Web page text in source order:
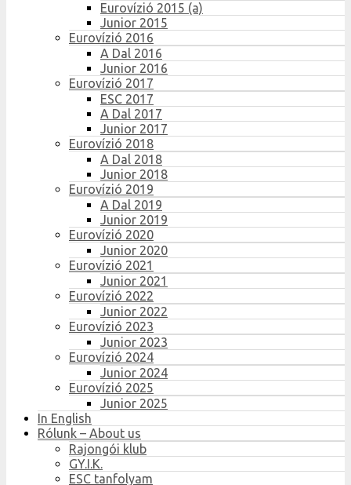
Eurovízió 2015 (a)
Junior 2015
Eurovízió 2016
A Dal 2016
Junior 2016
Eurovízió 2017
ESC 2017
A Dal 2017
Junior 2017
Eurovízió 2018
A Dal 2018
Junior 2018
Eurovízió 2019
A Dal 2019
Junior 2019
Eurovízió 2020
Junior 2020
Eurovízió 2021
Junior 2021
Eurovízió 2022
Junior 2022
Eurovízió 2023
Junior 2023
Eurovízió 2024
Junior 2024
Eurovízió 2025
Junior 2025
In English
Rólunk – About us
Rajongói klub
GY.I.K.
ESC tanfolyam